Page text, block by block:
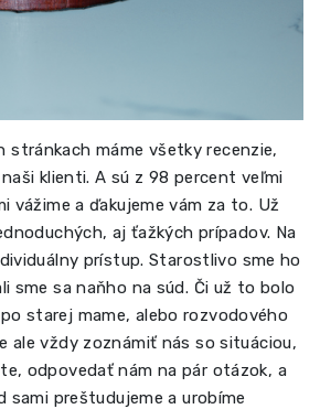
stránkach máme všetky recenzie,
klienti. A sú z 98 percent veľmi
vážime a ďakujeme vám za to. Už
aj ťažkých prípadov. Na
prístup. Starostlivo sme ho
sme sa naňho na súd. Či už to bolo
starej mame, alebo rozvodového
ale vždy zoznámiť nás so situáciou,
odpovedať nám na pár otázok, a
sami preštudujeme a urobíme